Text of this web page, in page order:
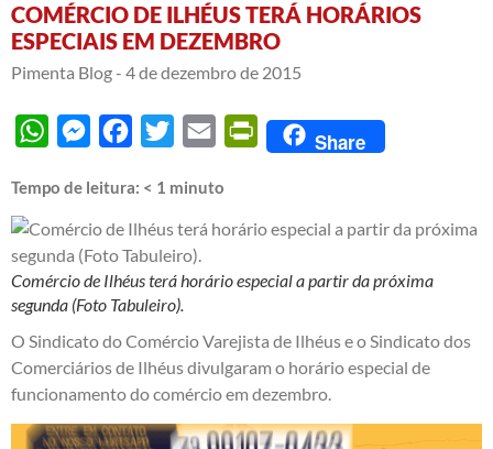
COMÉRCIO DE ILHÉUS TERÁ HORÁRIOS
ESPECIAIS EM DEZEMBRO
Pimenta Blog - 4 de dezembro de 2015
WhatsAppMessengerFacebook
Twitter Email PrintFriendly
Share
Tempo de leitura: < 1 minuto
Comércio de Ilhéus terá horário especial a partir da próxima
segunda (Foto Tabuleiro).
O Sindicato do Comércio Varejista de Ilhéus e o Sindicato dos
Comerciários de Ilhéus divulgaram o horário especial de
funcionamento do comércio em dezembro.